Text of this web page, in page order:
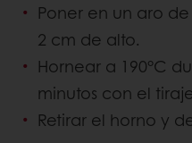
Poner en un aro
2 cm de alto.
Hornear a 190°C
minutos con el
Retirar el horno y